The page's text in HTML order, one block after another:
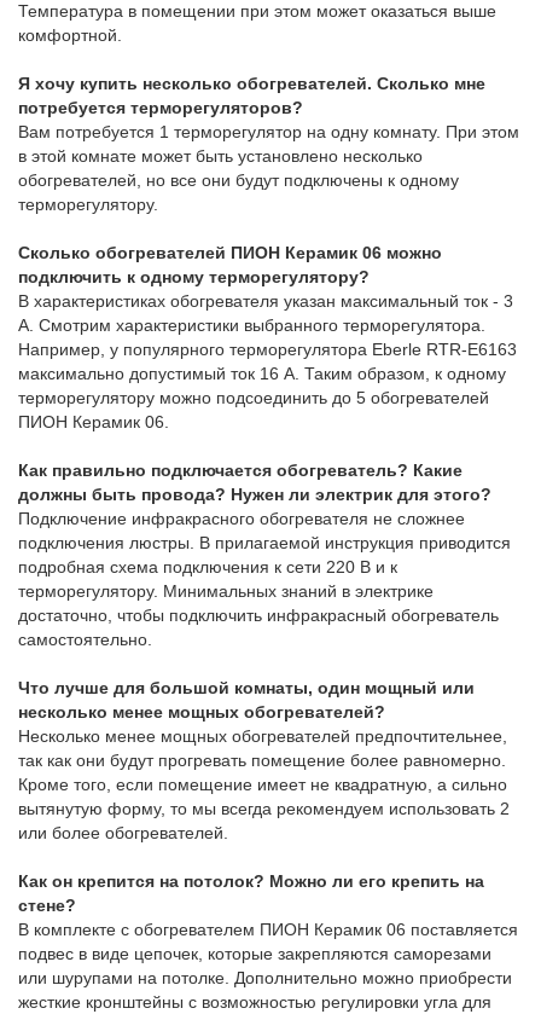
Температура в помещении при этом может оказаться выше
комфортной.
Я хочу купить несколько обогревателей. Сколько мне
потребуется терморегуляторов?
Вам потребуется 1 терморегулятор на одну комнату. При этом
в этой комнате может быть установлено несколько
обогревателей, но все они будут подключены к одному
терморегулятору.
Сколько обогревателей ПИОН Керамик 06 можно
подключить к одному терморегулятору?
В характеристиках обогревателя указан максимальный ток - 3
А. Смотрим характеристики выбранного терморегулятора.
Например, у популярного терморегулятора Eberle RTR-E6163
максимально допустимый ток 16 А. Таким образом, к одному
терморегулятору можно подсоединить до 5 обогревателей
ПИОН Керамик 06.
Как правильно подключается обогреватель? Какие
должны быть провода? Нужен ли электрик для этого?
Подключение инфракрасного обогревателя не сложнее
подключения люстры. В прилагаемой инструкция приводится
подробная схема подключения к сети 220 В и к
терморегулятору. Минимальных знаний в электрике
достаточно, чтобы подключить инфракрасный обогреватель
самостоятельно.
Что лучше для большой комнаты, один мощный или
несколько менее мощных обогревателей?
Несколько менее мощных обогревателей предпочтительнее,
так как они будут прогревать помещение более равномерно.
Кроме того, если помещение имеет не квадратную, а сильно
вытянутую форму, то мы всегда рекомендуем использовать 2
или более обогревателей.
Как он крепится на потолок? Можно ли его крепить на
стене?
В комплекте с обогревателем ПИОН Керамик 06 поставляется
подвес в виде цепочек, которые закрепляются саморезами
или шурупами на потолке. Дополнительно можно приобрести
жесткие кронштейны с возможностью регулировки угла для